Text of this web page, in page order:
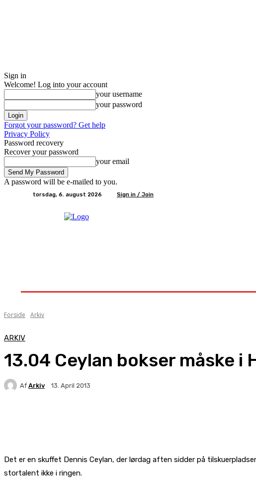
Sign in
Welcome! Log into your account
your username
your password
Forgot your password? Get help
Privacy Policy
Password recovery
Recover your password
your email
A password will be e-mailed to you.
torsdag, 6. august 2026 Sign in / Join
Forside Arkiv
ARKIV
13.04 Ceylan bokser måske i
Af Arkiv 13. April 2013
Det er en skuffet Dennis Ceylan, der lørdag aften sidder på
stortalent ikke i ringen.